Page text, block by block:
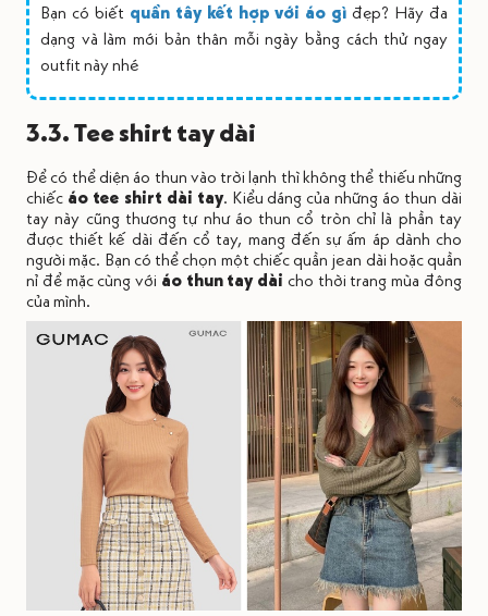
Bạn có biết quần tây kết hợp với áo gì đẹp? Hãy đa
dạng và làm mới bản thân mỗi ngày bằng cách thử ngay
outfit này nhé
3.3. Tee shirt tay dài
Để có thể diện áo thun vào trời lạnh thì không thể thiếu những
chiếc áo tee shirt dài tay. Kiểu dáng của những áo thun dài
tay này cũng thương tự như áo thun cổ tròn chỉ là phần tay
được thiết kế dài đến cổ tay, mang đến sự ấm áp dành cho
người mặc. Bạn có thể chọn một chiếc quần jean dài hoặc quần
nỉ để mặc cùng với áo thun tay dài cho thời trang mùa đông
của mình.